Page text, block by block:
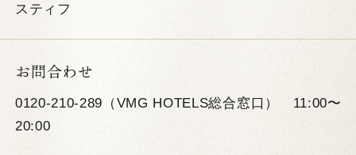
スティフ
お問合わせ
0120-210-289（VMG HOTELS総合窓口） 11:00〜
20:00